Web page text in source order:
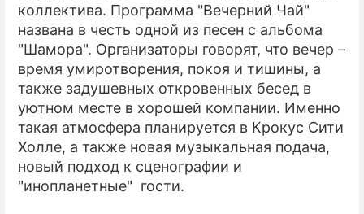
коллектива. Программа "Вечерний Чай"
названа в честь одной из песен с альбома
"Шамора". Организаторы говорят, что вечер –
время умиротворения, покоя и тишины, а
также задушевных откровенных бесед в
уютном месте в хорошей компании. Именно
такая атмосфера планируется в Крокус Сити
Холле, а также новая музыкальная подача,
новый подход к сценографии и
"инопланетные" гости.